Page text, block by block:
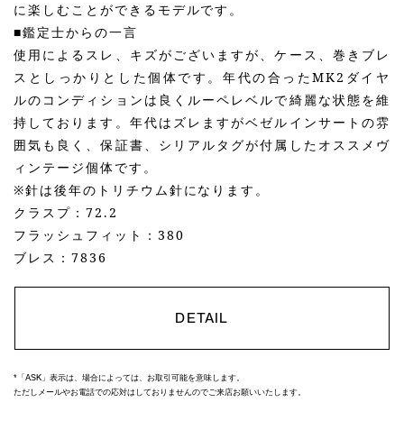
に楽しむことができるモデルです。
■鑑定士からの一言
使用によるスレ、キズがございますが、ケース、巻きブレ
スとしっかりとした個体です。年代の合ったMK2ダイヤ
ルのコンディションは良くルーペレベルで綺麗な状態を維
持しております。年代はズレますがベゼルインサートの雰
囲気も良く、保証書、シリアルタグが付属したオススメヴ
ィンテージ個体です。
※針は後年のトリチウム針になります。
クラスプ：72.2
フラッシュフィット：380
ブレス：7836
DETAIL
*「ASK」表示は、場合によっては、お取引可能を意味します。
ただしメールやお電話での応対はしておりませんのでご来店お願いいたします。